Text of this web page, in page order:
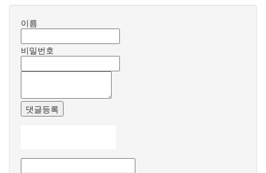
이름
비밀번호
댓글등록